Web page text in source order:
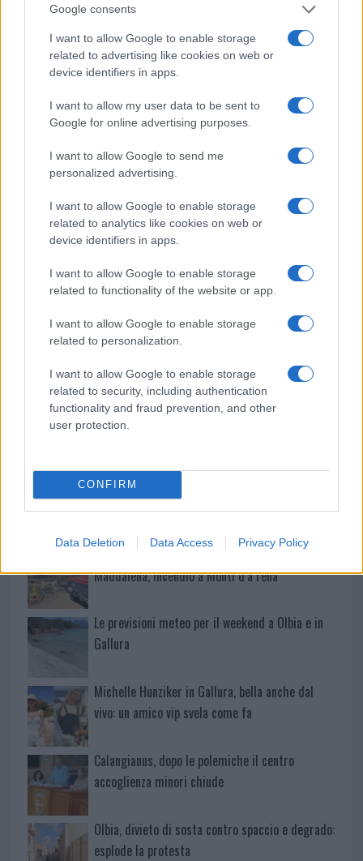
Google consents
I want to allow Google to enable storage
related to advertising like cookies on web or
device identifiers in apps.
I want to allow my user data to be sent to
Google for online advertising purposes.
I want to allow Google to send me
personalized advertising.
I want to allow Google to enable storage
related to analytics like cookies on web or
device identifiers in apps.
I want to allow Google to enable storage
related to functionality of the website or app.
I want to allow Google to enable storage
related to personalization.
I want to allow Google to enable storage
related to security, including authentication
functionality and fraud prevention, and other
user protection.
CONFIRM
Data Deletion Data Access Privacy Policy
Ricevi le nostre ultime news
daGoogle News
F
a
ce
b
o
o
k
T
w
it
te
r
Pi
n
te
re
st
W
h
at
s
A
p
p
S
a
re
Articolo precedente
Prossimo articolo
NOTIZIE RECENTI
Incendio nella notte a Olbia, a fuoco due furgoni
A fuoco un deposito con bombole, intervento dei
vigili del fuoco a Rudalza
Ristorante distrutto dalle fiamme a La
Maddalena, incendio a Monti d’à rena
Le previsioni meteo per il weekend a Olbia e in
Gallura
Michelle Hunziker in Gallura, bella anche dal
vivo: un amico vip svela come fa
Calangianus, dopo le polemiche il centro
accoglienza minori chiude
Olbia, divieto di sosta contro spaccio e degrado:
esplode la protesta